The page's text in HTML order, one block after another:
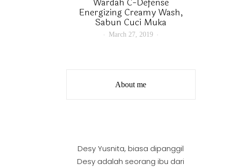
Energizing Creamy Wash,
Sabun Cuci Muka
March 27, 2019
About me
Desy Yusnita, biasa dipanggil
Desy adalah seorang ibu dari